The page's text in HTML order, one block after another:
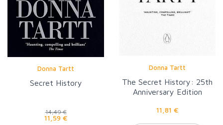
Donna Tartt
Secret History
14,49 €
11,59 €
Donna Tartt
The Secret History: 25th
Anniversary Edition
11,81 €